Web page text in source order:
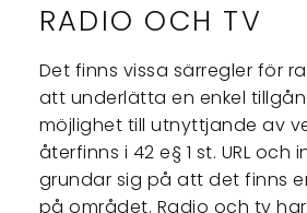
RADIO OCH TV
Det finns vissa särregler för
att underlätta en enkel
möjlighet till utnyttjande av
återfinns i 42 e§ 1 st. URL och
grundar sig på att det finns
på området. Radio och tv